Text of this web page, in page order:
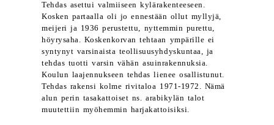
Tehdas asettui valmiiseen kylärakenteeseen.
Kosken partaalla oli jo ennestään ollut myllyjä,
meijeri ja 1936 perustettu, nyttemmin purettu,
höyrysaha. Koskenkorvan tehtaan ympärille ei
syntynyt varsinaista teollisuusyhdyskuntaa, ja
tehdas tuotti varsin vähän asuinrakennuksia.
Koulun laajennukseen tehdas lienee osallistunut.
Tehdas rakensi kolme rivitaloa 1971-1972. Nämä
alun perin tasakattoiset ns. arabikylän talot
muutettiin myöhemmin harjakattoisiksi.